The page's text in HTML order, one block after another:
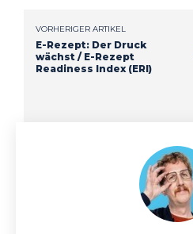
VORHERIGER ARTIKEL
E-Rezept: Der Druck
wächst / E-Rezept
Readiness Index (ERI)